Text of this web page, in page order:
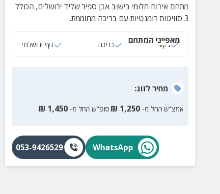
מתחם אירוח חלומי בישוב אבן ספיר שליד ירושלים, הכולל
3 סוויטות רומנטיות עם בריכה מחוממת.
מאפייני המתחם
ג‘קוזי בריכה נוף ירושלמי
מחירלזוג:
אמצ”ש החל מ- 1,250
₪ סופ”ש החל מ- 1,450
₪
WhatsApp
053-9426529